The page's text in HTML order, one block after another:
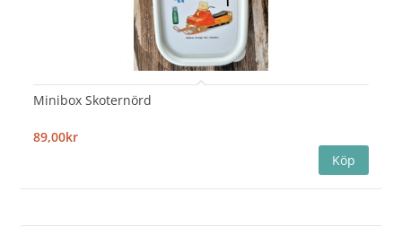
Minibox Skoternörd
89,00kr